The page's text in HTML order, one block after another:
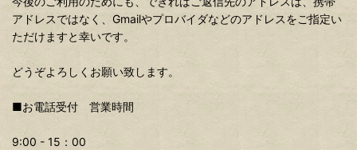
アドレスではなく、Gmailやプロバイダなどのアドレスをご指定い
ただけますと幸いです。
どうぞよろしくお願い致します。
■お電話受付 営業時間
9:00 - 15：00